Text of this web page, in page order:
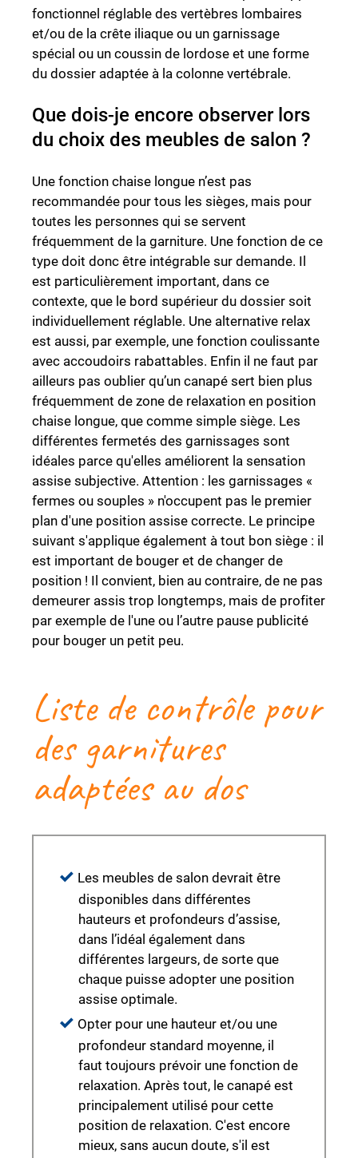
fonctionnel réglable des vertèbres lombaires
et/ou de la crête iliaque ou un garnissage
spécial ou un coussin de lordose et une forme
du dossier adaptée à la colonne vertébrale.
Que dois-je encore observer lors
du choix des meubles de salon ?
Une fonction chaise longue n’est pas
recommandée pour tous les sièges, mais pour
toutes les personnes qui se servent
fréquemment de la garniture. Une fonction de ce
type doit donc être intégrable sur demande. Il
est particulièrement important, dans ce
contexte, que le bord supérieur du dossier soit
individuellement réglable. Une alternative relax
est aussi, par exemple, une fonction coulissante
avec accoudoirs rabattables. Enfin il ne faut par
ailleurs pas oublier qu’un canapé sert bien plus
fréquemment de zone de relaxation en position
chaise longue, que comme simple siège. Les
différentes fermetés des garnissages sont
idéales parce qu'elles améliorent la sensation
assise subjective. Attention : les garnissages «
fermes ou souples » n'occupent pas le premier
plan d'une position assise correcte. Le principe
suivant s'applique également à tout bon siège : il
est important de bouger et de changer de
position ! Il convient, bien au contraire, de ne pas
demeurer assis trop longtemps, mais de profiter
par exemple de l'une ou l’autre pause publicité
pour bouger un petit peu.
Liste de contrôle pour
des garnitures
adaptées au dos
Les meubles de salon devrait être
disponibles dans différentes
hauteurs et profondeurs d’assise,
dans l’idéal également dans
différentes largeurs, de sorte que
chaque puisse adopter une position
assise optimale.
Opter pour une hauteur et/ou une
profondeur standard moyenne, il
faut toujours prévoir une fonction de
relaxation. Après tout, le canapé est
principalement utilisé pour cette
position de relaxation. C'est encore
mieux, sans aucun doute, s'il est